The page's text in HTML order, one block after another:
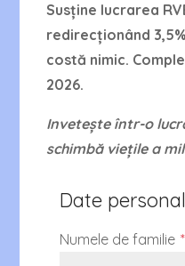
Susține lucrarea
redirecționând
costă nimic.
2026.
Invetește într-o
schimbă viețile a
Date
Numele de familie *